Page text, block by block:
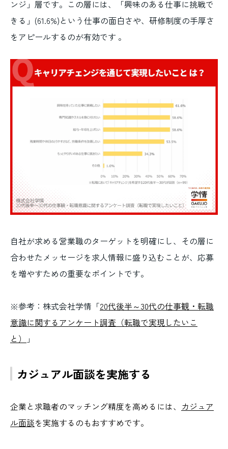
ンジ」層です。この層には、「興味のある仕事に挑戦で
きる」(61.6%)という仕事の面白さや、研修制度の手厚さ
をアピールするのが有効です 。
自社が求める営業職のターゲットを明確にし、その層に
合わせたメッセージを求人情報に盛り込むことが、応募
を増やすための重要なポイントです。
※参考：株式会社学情「20代後半～30代の仕事観・転職
意識に関するアンケート調査（転職で実現したいこ
と）
」
カジュアル面談を実施する
企業と求職者のマッチング精度を高めるには、 カジュア
ル面談を実施するのもおすすめです。